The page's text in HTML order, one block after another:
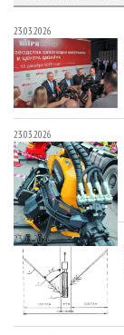
23.03.2026
23.03.2026
23.03.2026